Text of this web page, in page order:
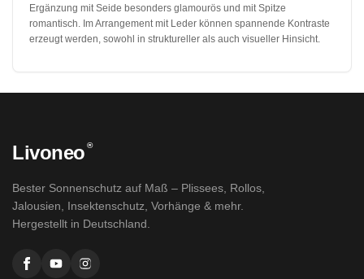
Ergänzung mit Seide besonders glamourös und mit Spitze
romantisch. Im Arrangement mit Leder können spannende Kontraste
erzeugt werden, sowohl in struktureller als auch visueller Hinsicht.
Livoneo ®
Bester Sonnenschutz auf Maß – Plissees, Rollos,
Jalousien, Insektenschutz, Vorhänge & mehr.
Hergestellt in Deutschland.